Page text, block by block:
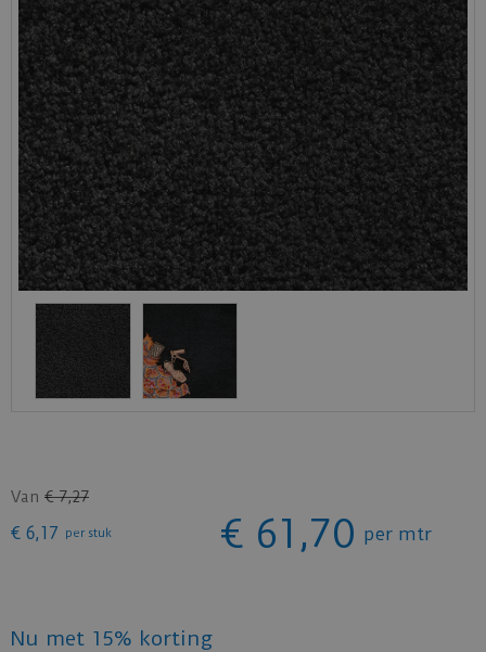
Van € 7,27
€ 6,17 per stuk € 61 ,70 per mtr
Nu met 15% korting